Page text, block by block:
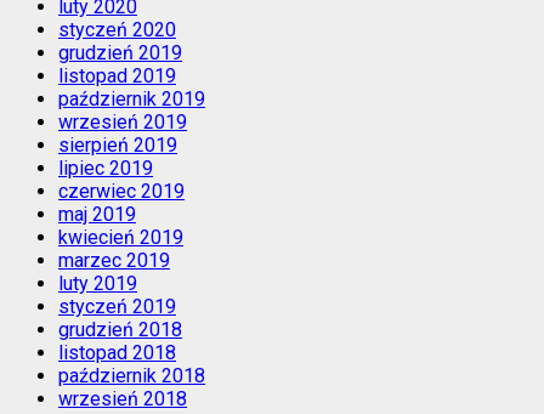
luty 2020
styczeń 2020
grudzień 2019
listopad 2019
październik 2019
wrzesień 2019
sierpień 2019
lipiec 2019
czerwiec 2019
maj 2019
kwiecień 2019
marzec 2019
luty 2019
styczeń 2019
grudzień 2018
listopad 2018
październik 2018
wrzesień 2018